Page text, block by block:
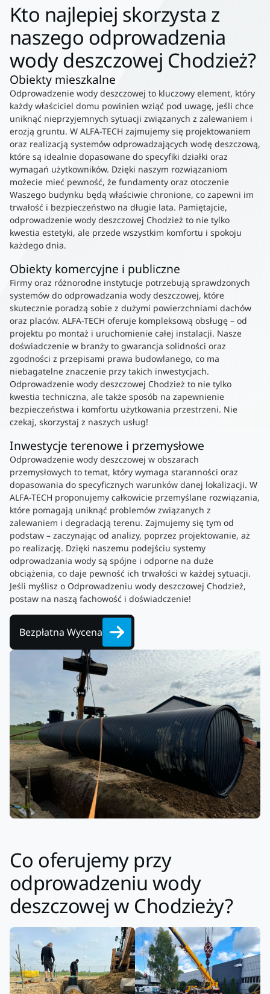
Kto najlepiej skorzysta z
naszego odprowadzenia
wody deszczowej Chodzież?
Obiekty mieszkalne
Odprowadzenie wody deszczowej to kluczowy element, który
każdy właściciel domu powinien wziąć pod uwagę, jeśli chce
uniknąć nieprzyjemnych sytuacji związanych z zalewaniem i
erozją gruntu. W ALFA-TECH zajmujemy się projektowaniem
oraz realizacją systemów odprowadzających wodę deszczową,
które są idealnie dopasowane do specyfiki działki oraz
wymagań użytkowników. Dzięki naszym rozwiązaniom
możecie mieć pewność, że fundamenty oraz otoczenie
Waszego budynku będą właściwie chronione, co zapewni im
trwałość i bezpieczeństwo na długie lata. Pamiętajcie,
odprowadzenie wody deszczowej Chodzież to nie tylko
kwestia estetyki, ale przede wszystkim komfortu i spokoju
każdego dnia.
Obiekty komercyjne i publiczne
Firmy oraz różnorodne instytucje potrzebują sprawdzonych
systemów do odprowadzania wody deszczowej, które
skutecznie poradzą sobie z dużymi powierzchniami dachów
oraz placów. ALFA-TECH oferuje kompleksową obsługę – od
projektu po montaż i uruchomienie całej instalacji. Nasze
doświadczenie w branży to gwarancja solidności oraz
zgodności z przepisami prawa budowlanego, co ma
niebagatelne znaczenie przy takich inwestycjach.
Odprowadzenie wody deszczowej Chodzież to nie tylko
kwestia techniczna, ale także sposób na zapewnienie
bezpieczeństwa i komfortu użytkowania przestrzeni. Nie
czekaj, skorzystaj z naszych usług!
Inwestycje terenowe i przemysłowe
Odprowadzenie wody deszczowej w obszarach
przemysłowych to temat, który wymaga staranności oraz
dopasowania do specyficznych warunków danej lokalizacji. W
ALFA-TECH proponujemy całkowicie przemyślane rozwiązania,
które pomagają uniknąć problemów związanych z
zalewaniem i degradacją terenu. Zajmujemy się tym od
podstaw – zaczynając od analizy, poprzez projektowanie, aż
po realizację. Dzięki naszemu podejściu systemy
odprowadzania wody są spójne i odporne na duże
obciążenia, co daje pewność ich trwałości w każdej sytuacji.
Jeśli myślisz o Odprowadzeniu wody deszczowej Chodzież,
postaw na naszą fachowość i doświadczenie!
Bezpłatna Wycena
Co oferujemy przy
odprowadzeniu wody
deszczowej w Chodzieży?